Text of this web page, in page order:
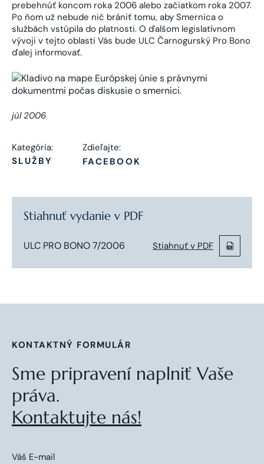
prebehnúť koncom roka 2006 alebo začiatkom roka 2007.
Po ňom už nebude nič brániť tomu, aby Smernica o
službách vstúpila do platnosti. O ďalšom legislatívnom
vývoji v tejto oblasti Vás bude ULC Čarnogurský Pro Bono
ďalej informovať.
júl 2006
Kategória:
SLUŽBY
Zdieľajte:
FACEBOOK
Stiahnuť vydanie v PDF
ULC PRO BONO 7/2006 Stiahnuť v PDF
KONTAKTNÝ FORMULÁR
Sme pripravení naplniť Vaše
práva.
Kontaktujte nás!
Váš E-mail